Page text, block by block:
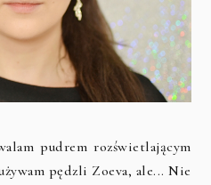
pudrem rozświetlającym
pędzli Zoeva, ale... Nie